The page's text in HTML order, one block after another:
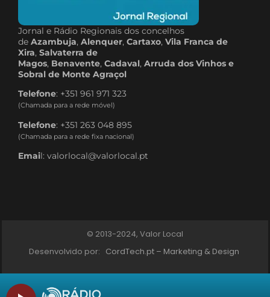
Jornal e Rádio Regionais dos concelhos
de Azambuja, Alenquer, Cartaxo, Vila Franca de
Xira, Salvaterra de
Magos, Benavente, Cadaval, Arruda dos Vinhos e
Sobral de Monte Agraçol
Telefone: +351 961 971 323
(Chamada para a rede móvel)
Telefone: +351 263 048 895
(Chamada para a rede fixa nacional)
Email: valorlocal@valorlocal.pt
© 2013-2024, Valor Local
Desenvolvido por: CordTech.pt – Marketing & Design